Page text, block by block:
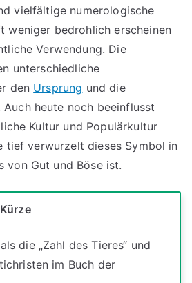
vielfältige numerologische
weniger bedrohlich erscheinen
Verwendung. Die
unterschiedliche
den Ursprung und die
heute noch beeinflusst
Kultur und Populärkultur
tief verwurzelt dieses Symbol in
von Gut und Böse ist.
die „Zahl des Tieres“ und
im Buch der